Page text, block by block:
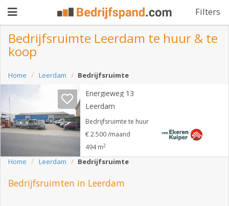
Filters
Pand
aanbieden
Pand
Waarom
adverteren
adverteren
Blog
Bedrijfsruimte Leerdam te huur & te
koop
Home Leerdam Bedrijfsruimte
Energieweg 13
Leerdam
Bedrijfsruimte te huur
€ 2.500 /maand
494 m2
Home Leerdam Bedrijfsruimte
Bedrijfsruimten in Leerdam